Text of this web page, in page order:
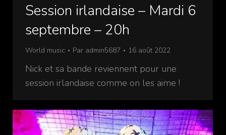
Session irlandaise – Mardi 6
septembre – 20h
World music Par admin5687 16 août 2022
Nick et sa bande reviennent pour une
session irlandaise comme on les aime !